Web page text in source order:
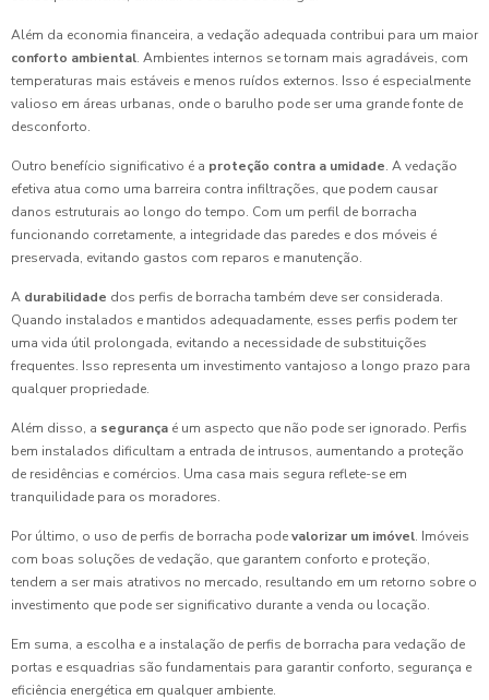
Além da economia financeira, a vedação adequada contribui para um maior
conforto ambiental. Ambientes internos se tornam mais agradáveis, com
temperaturas mais estáveis e menos ruídos externos. Isso é especialmente
valioso em áreas urbanas, onde o barulho pode ser uma grande fonte de
desconforto.
Outro benefício significativo é a proteção contra a umidade. A vedação
efetiva atua como uma barreira contra infiltrações, que podem causar
danos estruturais ao longo do tempo. Com um perfil de borracha
funcionando corretamente, a integridade das paredes e dos móveis é
preservada, evitando gastos com reparos e manutenção.
A durabilidade dos perfis de borracha também deve ser considerada.
Quando instalados e mantidos adequadamente, esses perfis podem ter
uma vida útil prolongada, evitando a necessidade de substituições
frequentes. Isso representa um investimento vantajoso a longo prazo para
qualquer propriedade.
Além disso, a segurança é um aspecto que não pode ser ignorado. Perfis
bem instalados dificultam a entrada de intrusos, aumentando a proteção
de residências e comércios. Uma casa mais segura reflete-se em
tranquilidade para os moradores.
Por último, o uso de perfis de borracha podevalorizar um imóvel. Imóveis
com boas soluções de vedação, que garantem conforto e proteção,
tendem a ser mais atrativos no mercado, resultando em um retorno sobre o
investimento que pode ser significativo durante a venda ou locação.
Em suma, a escolha e a instalação de perfis de borracha para vedação de
portas e esquadrias são fundamentais para garantir conforto, segurança e
eficiência energética em qualquer ambiente.